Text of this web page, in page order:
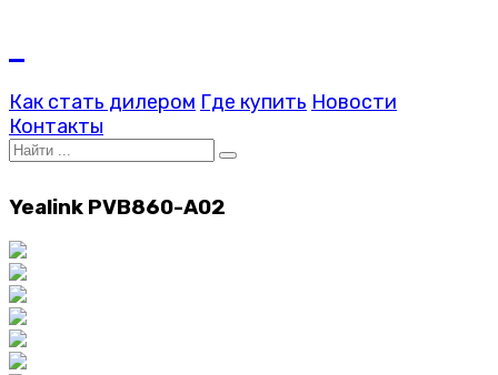
Как стать дилером Где купить Новости
Контакты
Yealink PVB860-A02